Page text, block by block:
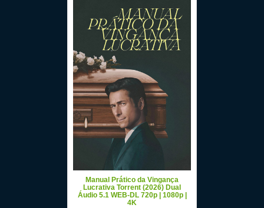
Manual Prático da Vingança
Lucrativa Torrent (2026) Dual
Áudio 5.1 WEB-DL 720p | 1080p |
4K